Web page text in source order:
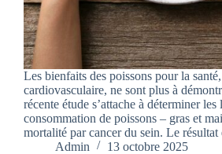
Les bienfaits des poissons pour la
cardiovasculaire, ne sont plus à
récente étude s’attache à déterminer les
consommation de poissons – gras et
mortalité par cancer du sein. Le
Admin
13 octobre 2025